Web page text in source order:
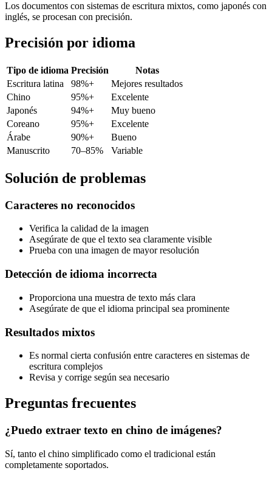
Los documentos con sistemas de escritura mixtos, como japonés con
inglés, se procesan con precisión.
Precisión por idioma
Tipo de idioma Precisión
Notas
Escritura latina
98%+
Mejores resultados
Chino
95%+
Excelente
Japonés
94%+
Muy bueno
Coreano
95%+
Excelente
Árabe
90%+
Bueno
Manuscrito
70–85% Variable
Solución de problemas
Caracteres no reconocidos
Verifica la calidad de la imagen
Asegúrate de que el texto sea claramente visible
Prueba con una imagen de mayor resolución
Detección de idioma incorrecta
Proporciona una muestra de texto más clara
Asegúrate de que el idioma principal sea prominente
Resultados mixtos
Es normal cierta confusión entre caracteres en sistemas de
escritura complejos
Revisa y corrige según sea necesario
Preguntas frecuentes
¿Puedo extraer texto en chino de imágenes?
Sí, tanto el chino simplificado como el tradicional están
completamente soportados.